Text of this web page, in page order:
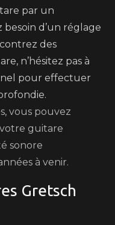
par un
besoin d’un réglage
des
n’hésitez pas à
pour effectuer
vous pouvez
guitare
sonore
à venir.
Gretsch